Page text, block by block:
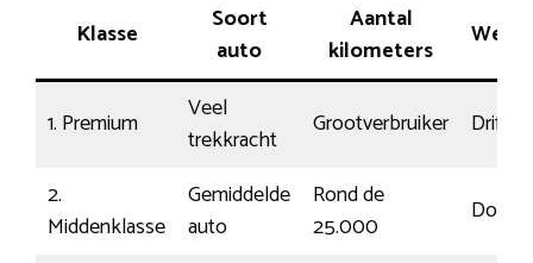
Klasse
Soort
auto
Aantal
kilometers
1. Premium
Veel
trekkracht
Grootverbruiker
Driftig
2.
Middenklasse
Gemiddelde
auto
Rond de
25.000